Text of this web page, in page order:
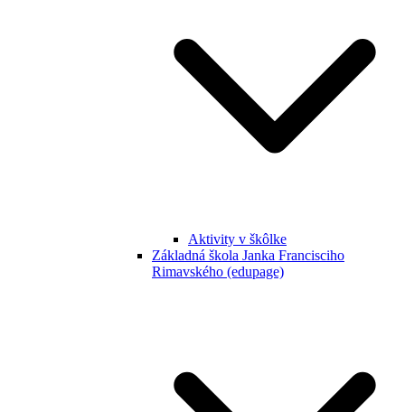
Aktivity v škôlke
Základná škola Janka Francisciho
Rimavského (edupage)